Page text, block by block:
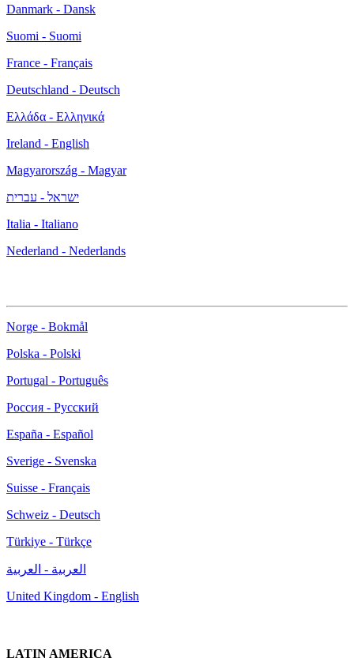
Danmark - Dansk
Suomi - Suomi
France - Français
Deutschland - Deutsch
Ελλάδα - Ελληνικά
Ireland - English
Magyarország - Magyar
ישראל - עברית
Italia - Italiano
Nederland - Nederlands
Norge - Bokmål
Polska - Polski
Portugal - Português
Россия - Русский
España - Español
Sverige - Svenska
Suisse - Français
Schweiz - Deutsch
Türkiye - Türkçe
العربية - العربية
United Kingdom - English
LATIN AMERICA